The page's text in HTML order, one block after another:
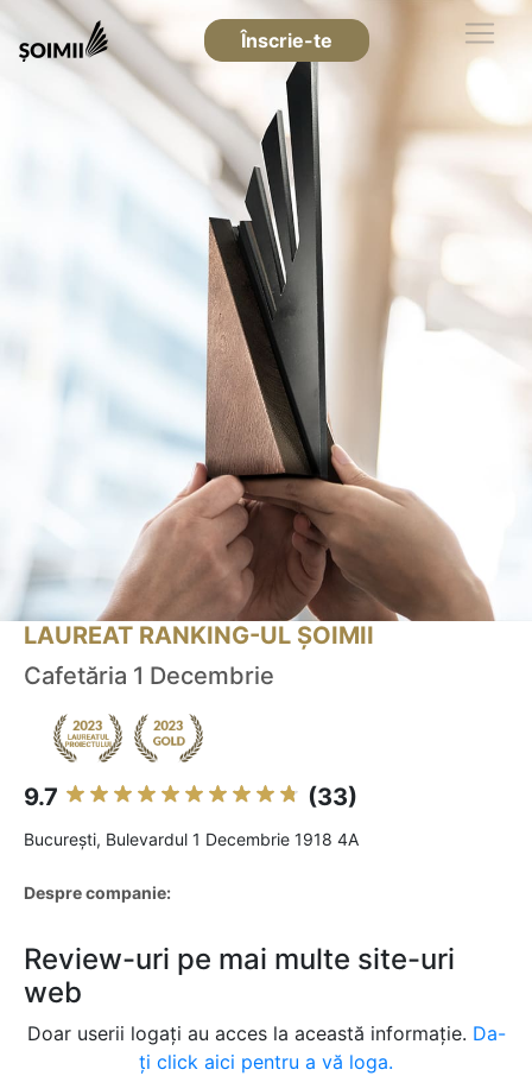
Înscrie-te
LAUREAT RANKING-UL ȘOIMII
Cafetăria 1 Decembrie
9.7 (33)
Bucureşti, Bulevardul 1 Decembrie 1918 4A
Despre companie:
Review-uri pe mai multe site-uri
web
Doar userii logați au acces la această informație. Da-
ți click aici pentru a vă loga.